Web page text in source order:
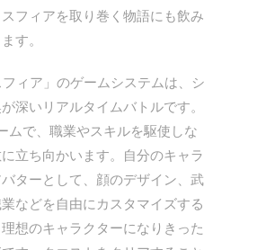
フィアを取り巻く物語にも飲み
す。
ィア」のゲームシステムは、シ
深いリアルタイムバトルです。
ムで、職業やスキルを駆使しな
立ち向かいます。自分のキャラ
ターとして、顔のデザイン、武
などを自由にカスタマイズする
想のキャラクターになりきった